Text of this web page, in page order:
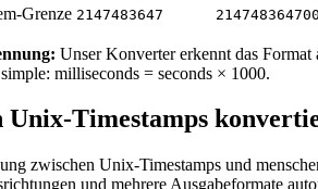
Grenze 2147483647
Unser Konverter erkennt das
milliseconds = seconds × 1000.
Unix-Timestamps
zwischen Unix-Timestamps und
und mehrere Ausgabeformate